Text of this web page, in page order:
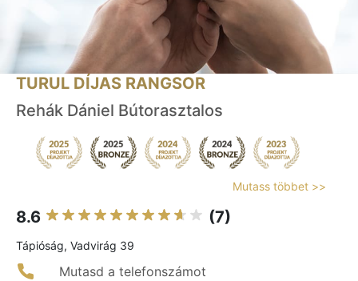
TURUL DÍJAS RANGSOR
Rehák Dániel Bútorasztalos
Mutass többet >>
8.6 (7)
Tápióság, Vadvirág 39
Mutasd a telefonszámot